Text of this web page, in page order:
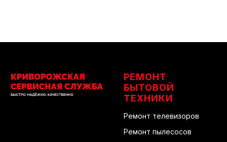
РЕМОНТ
БЫТОВОЙ
ТЕХНИКИ
Ремонт телевизоров
Ремонт пылесосов